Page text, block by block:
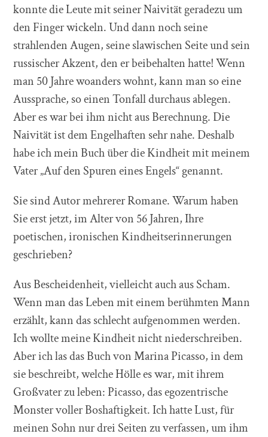
konnte die Leute mit seiner Naivität geradezu um
den Finger wickeln. Und dann noch seine
strahlenden Augen, seine slawischen Seite und sein
russischer Akzent, den er beibehalten hatte! Wenn
man 50 Jahre woanders wohnt, kann man so eine
Aussprache, so einen Tonfall durchaus ablegen.
Aber es war bei ihm nicht aus Berechnung. Die
Naivität ist dem Engelhaften sehr nahe. Deshalb
habe ich mein Buch über die Kindheit mit meinem
Vater „Auf den Spuren eines Engels“ genannt.
Sie sind Autor mehrerer Romane. Warum haben
Sie erst jetzt, im Alter von 56 Jahren, Ihre
poetischen, ironischen Kindheitserinnerungen
geschrieben?
Aus Bescheidenheit, vielleicht auch aus Scham.
Wenn man das Leben mit einem berühmten Mann
erzählt, kann das schlecht aufgenommen werden.
Ich wollte meine Kindheit nicht niederschreiben.
Aber ich las das Buch von Marina Picasso, in dem
sie beschreibt, welche Hölle es war, mit ihrem
Großvater zu leben: Picasso, das egozentrische
Monster voller Boshaftigkeit. Ich hatte Lust, für
meinen Sohn nur drei Seiten zu verfassen, um ihm